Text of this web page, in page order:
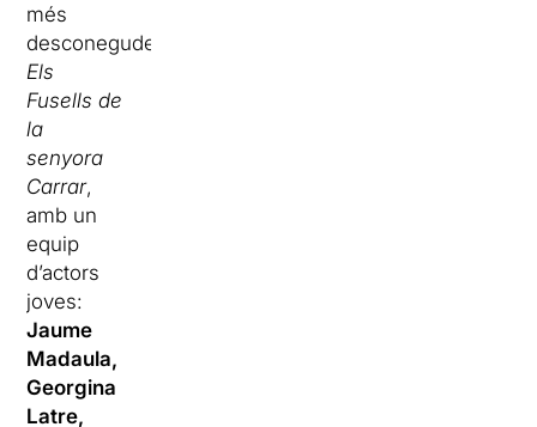
més
desconegudes,
Els
Fusells de
la
senyora
Carrar,
amb un
equip
d’actors
joves:
Jaume
Madaula,
Georgina
Latre,